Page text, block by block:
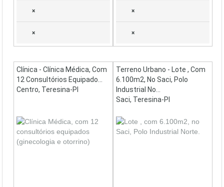
×
×
×
×
Clínica - Clínica Médica, Com
12 Consultórios Equipado...
Centro, Teresina-PI
Terreno Urbano - Lote , Com
6.100m2, No Saci, Polo
Industrial No...
Saci, Teresina-PI